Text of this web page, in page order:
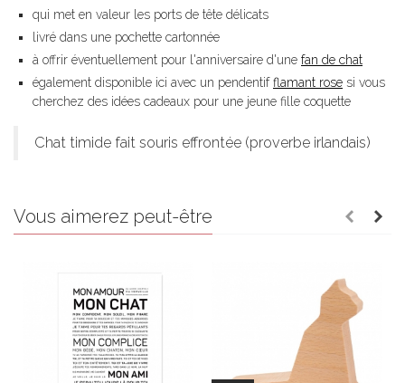
qui met en valeur les ports de tête délicats
livré dans une pochette cartonnée
à offrir éventuellement pour l'anniversaire d'une fan de chat
également disponible ici avec un pendentifflamant rose si vous
cherchez des idées cadeaux pour une jeune fille coquette
Chat timide fait souris effrontée (proverbe irlandais)
Vous aimerez peut-être